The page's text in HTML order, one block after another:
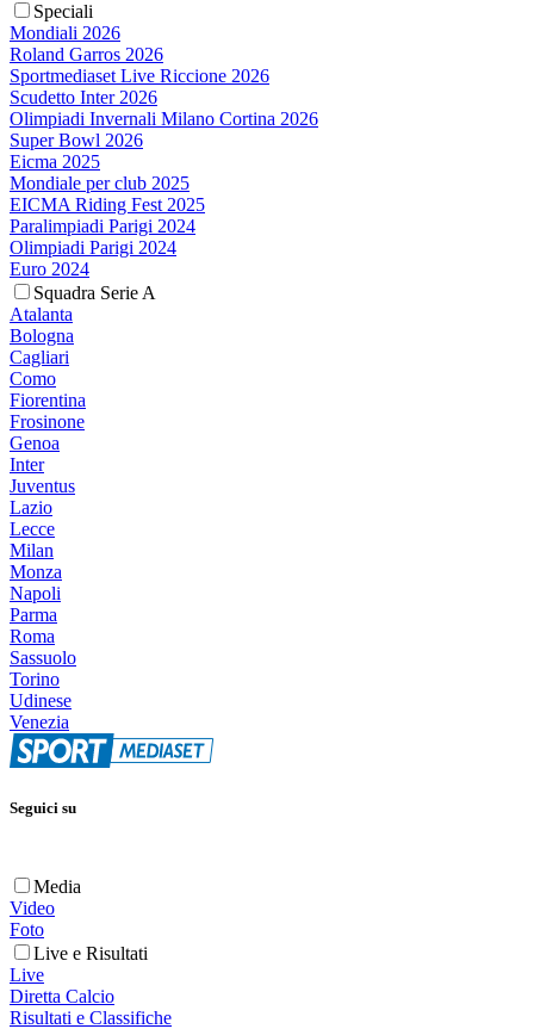
Speciali
Mondiali 2026
Roland Garros 2026
Sportmediaset Live Riccione 2026
Scudetto Inter 2026
Olimpiadi Invernali Milano Cortina 2026
Super Bowl 2026
Eicma 2025
Mondiale per club 2025
EICMA Riding Fest 2025
Paralimpiadi Parigi 2024
Olimpiadi Parigi 2024
Euro 2024
Squadra Serie A
Atalanta
Bologna
Cagliari
Como
Fiorentina
Frosinone
Genoa
Inter
Juventus
Lazio
Lecce
Milan
Monza
Napoli
Parma
Roma
Sassuolo
Torino
Udinese
Venezia
Seguici su
Media
Video
Foto
Live e Risultati
Live
Diretta Calcio
Risultati e Classifiche